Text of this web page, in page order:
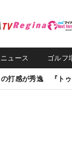
ュース ゴルフ
打感が秀逸 『トゥ